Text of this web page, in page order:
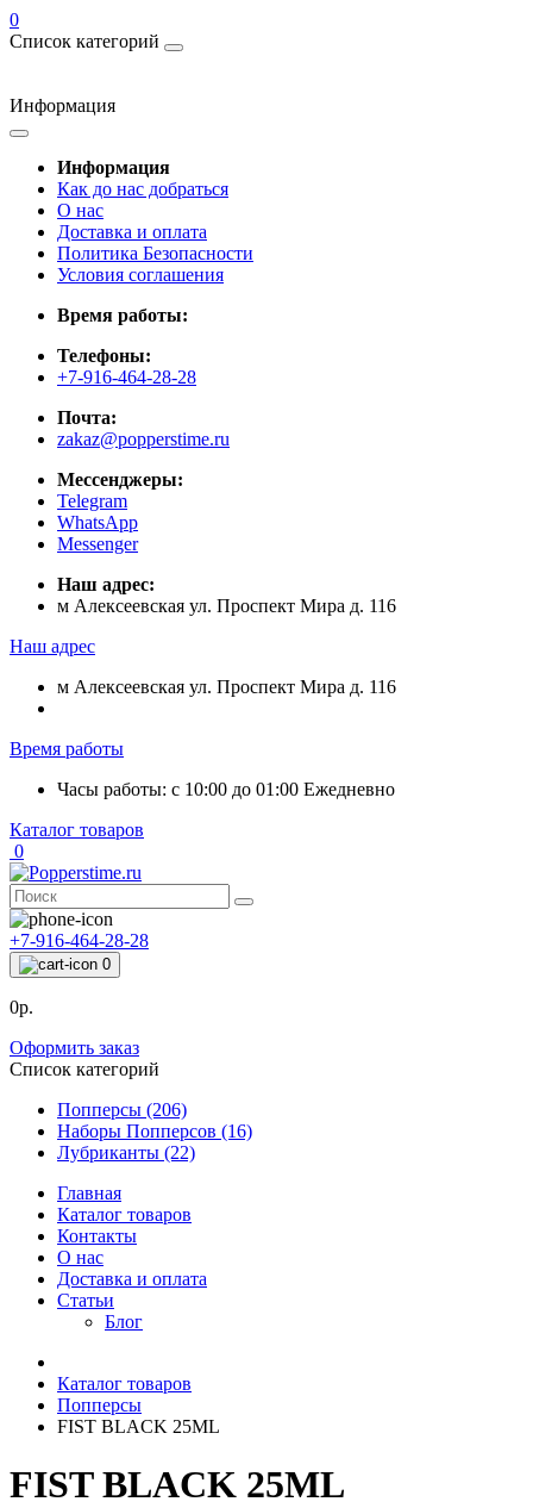
0
Список категорий
Информация
Информация
Как до нас добраться
О нас
Доставка и оплата
Политика Безопасности
Условия соглашения
Время работы:
Телефоны:
+7-916-464-28-28
Почта:
zakaz@popperstime.ru
Мессенджеры:
Telegram
WhatsApp
Messenger
Наш адрес:
м Алексеевская ул. Проспект Мира д. 116
Наш адрес
м Алексеевская ул. Проспект Мира д. 116
Время работы
Часы работы: с 10:00 до 01:00 Ежедневно
Каталог товаров
0
+7-916-464-28-28
0
0р.
Оформить заказ
Список категорий
Попперсы (206)
Наборы Попперсов (16)
Лубриканты (22)
Главная
Каталог товаров
Контакты
О нас
Доставка и оплата
Статьи
Блог
Каталог товаров
Попперсы
FIST BLACK 25ML
FIST BLACK 25ML